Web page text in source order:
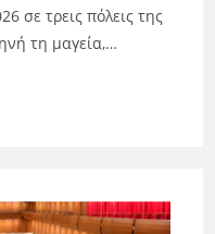
σε τρεις πόλεις της
τη μαγεία,…